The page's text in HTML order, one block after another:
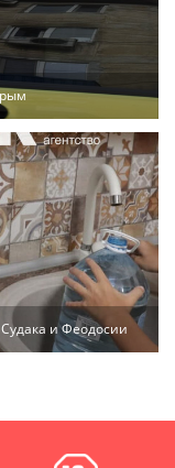
и Феодосии